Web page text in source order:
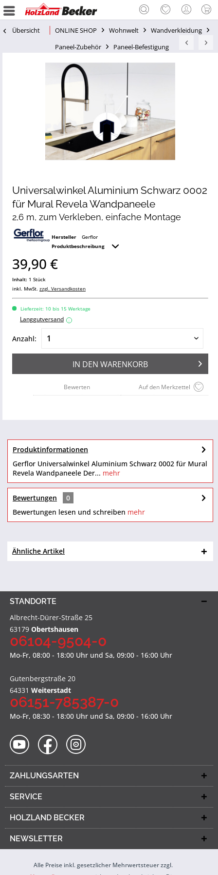
Übersicht ONLINE SHOP Wohnwelt
Wandverkleidung
Paneel-Zubehör
Paneel-Befestigung
Universalwinkel Aluminium Schwarz 0002
für Mural Revela Wandpaneele
2,6 m, zum Verkleben, einfache Montage
Hersteller
Gerflor
Produktbeschreibung
39,90 €
Inhalt: 1 Stück
inkl. MwSt. zzgl. Versandkosten
Lieferzeit: 10 bis 15 Werktage
Langgutversand i
Anzahl:
IN DEN WARENKORB
Auf den Merkzettel
Bewerten
Produktinformationen
Gerflor Universalwinkel Aluminium Schwarz 0002 für Mural
Revela Wandpaneele Der... mehr
Bewertungen
0
Bewertungen lesen und schreiben mehr
Ähnliche Artikel
STANDORTE
Albrecht-Dürer-Straße 25
63179 Obertshausen
06104-9504-0
Mo-Fr, 08:00 - 18:00 Uhr und Sa, 09:00 - 16:00 Uhr
Gutenbergstraße 20
64331 Weiterstadt
06151-785387-0
Mo-Fr, 08:30 - 18:00 Uhr und Sa, 09:00 - 16:00 Uhr
ZAHLUNGSARTEN
SERVICE
HOLZLAND BECKER
NEWSLETTER
Alle Preise inkl. gesetzlicher Mehrwertsteuer zzgl.